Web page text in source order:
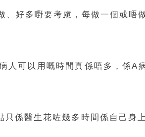
好多嘢要考慮，每做一個或唔
人可以用嘅時間真係唔多，係A
係醫生花咗幾多時間係自己身